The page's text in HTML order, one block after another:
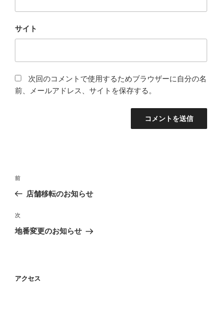
サイト
次回のコメントで使用するためブラウザーに自分の名
前、メールアドレス、サイトを保存する。
投
ナ
ビ
ゲ
ン
前
の
稿
前
店舗移転のお知らせ
次
の
次
地番変更のお知らせ
アクセス